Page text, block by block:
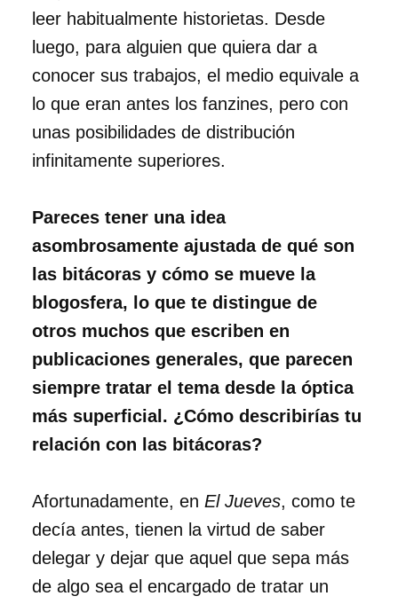
leer habitualmente historietas. Desde
luego, para alguien que quiera dar a
conocer sus trabajos, el medio equivale a
lo que eran antes los fanzines, pero con
unas posibilidades de distribución
infinitamente superiores.
Pareces tener una idea
asombrosamente ajustada de qué son
las bitácoras y cómo se mueve la
blogosfera, lo que te distingue de
otros muchos que escriben en
publicaciones generales, que parecen
siempre tratar el tema desde la óptica
más superficial. ¿Cómo describirías tu
relación con las bitácoras?
Afortunadamente, en El Jueves, como te
decía antes, tienen la virtud de saber
delegar y dejar que aquel que sepa más
de algo sea el encargado de tratar un